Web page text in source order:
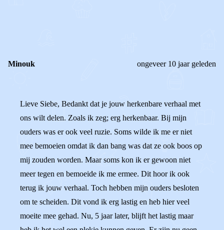
Minouk ongeveer 10 jaar geleden
Lieve Siebe, Bedankt dat je jouw herkenbare verhaal met
ons wilt delen. Zoals ik zeg; erg herkenbaar. Bij mijn
ouders was er ook veel ruzie. Soms wilde ik me er niet
mee bemoeien omdat ik dan bang was dat ze ook boos op
mij zouden worden. Maar soms kon ik er gewoon niet
meer tegen en bemoeide ik me ermee. Dit hoor ik ook
terug ik jouw verhaal. Toch hebben mijn ouders besloten
om te scheiden. Dit vond ik erg lastig en heb hier veel
moeite mee gehad. Nu, 5 jaar later, blijft het lastig maar